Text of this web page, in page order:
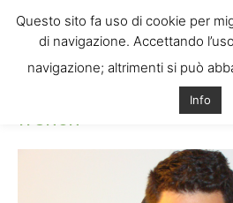
french
Questo sito fa uso di cookie per
di navigazione. Accettando
navigazione; altrimenti si può
Info